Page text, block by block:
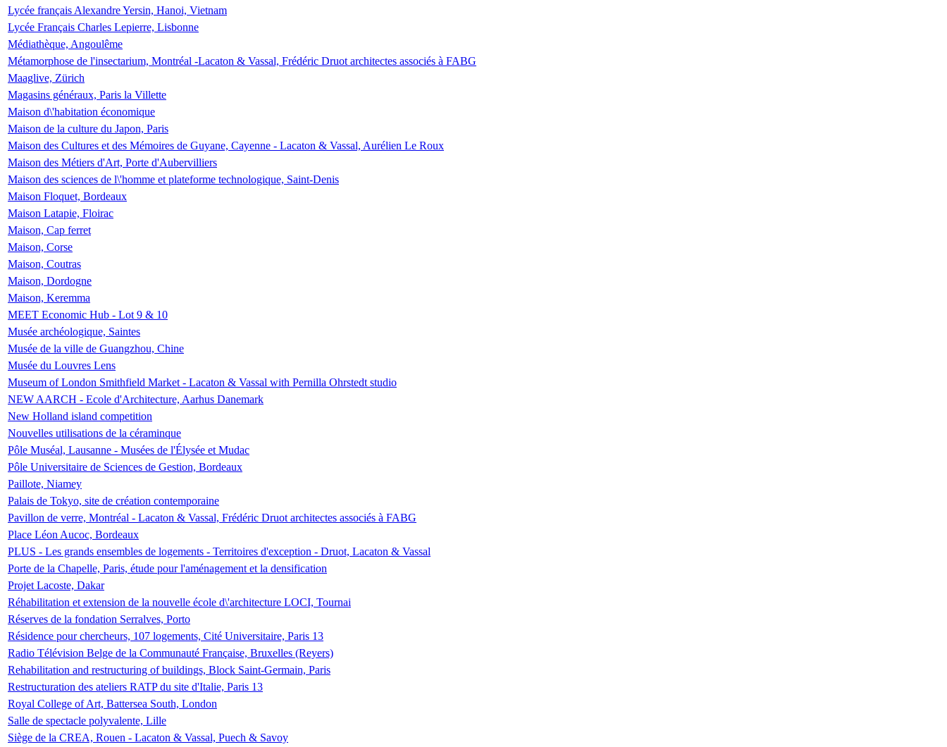
Lycée français Alexandre Yersin, Hanoi, Vietnam
Lycée Français Charles Lepierre, Lisbonne
Médiathèque, Angoulême
Métamorphose de l'insectarium, Montréal -Lacaton & Vassal, Frédéric Druot architectes associés à FABG
Maaglive, Zürich
Magasins généraux, Paris la Villette
Maison d\'habitation économique
Maison de la culture du Japon, Paris
Maison des Cultures et des Mémoires de Guyane, Cayenne - Lacaton & Vassal, Aurélien Le Roux
Maison des Métiers d'Art, Porte d'Aubervilliers
Maison des sciences de l\'homme et plateforme technologique, Saint-Denis
Maison Floquet, Bordeaux
Maison Latapie, Floirac
Maison, Cap ferret
Maison, Corse
Maison, Coutras
Maison, Dordogne
Maison, Keremma
MEET Economic Hub - Lot 9 & 10
Musée archéologique, Saintes
Musée de la ville de Guangzhou, Chine
Musée du Louvres Lens
Museum of London Smithfield Market - Lacaton & Vassal with Pernilla Ohrstedt studio
NEW AARCH - Ecole d'Architecture, Aarhus Danemark
New Holland island competition
Nouvelles utilisations de la céraminque
Pôle Muséal, Lausanne - Musées de l'Élysée et Mudac
Pôle Universitaire de Sciences de Gestion, Bordeaux
Paillote, Niamey
Palais de Tokyo, site de création contemporaine
Pavillon de verre, Montréal - Lacaton & Vassal, Frédéric Druot architectes associés à FABG
Place Léon Aucoc, Bordeaux
PLUS - Les grands ensembles de logements - Territoires d'exception - Druot, Lacaton & Vassal
Porte de la Chapelle, Paris, étude pour l'aménagement et la densification
Projet Lacoste, Dakar
Réhabilitation et extension de la nouvelle école d\'architecture LOCI, Tournai
Réserves de la fondation Serralves, Porto
Résidence pour chercheurs, 107 logements, Cité Universitaire, Paris 13
Radio Télévision Belge de la Communauté Française, Bruxelles (Reyers)
Rehabilitation and restructuring of buildings, Block Saint-Germain, Paris
Restructuration des ateliers RATP du site d'Italie, Paris 13
Royal College of Art, Battersea South, London
Salle de spectacle polyvalente, Lille
Siège de la CREA, Rouen - Lacaton & Vassal, Puech & Savoy